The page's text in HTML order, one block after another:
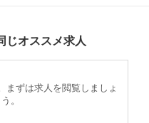
じオススメ求人
まずは求人を閲覧しましょ
う。